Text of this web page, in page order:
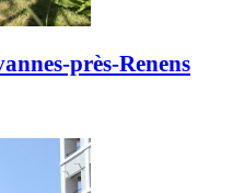
près-Renens